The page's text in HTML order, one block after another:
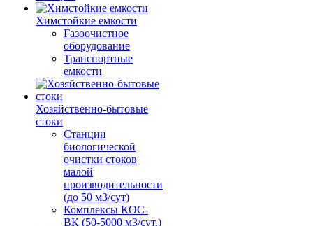
Химстойкие емкости
Газоочистное
оборудование
Транспортные
емкости
Хозяйственно-бытовые
стоки
Станции
биологической
очистки стоков
малой
производительности
(до 50 м3/сут)
Комплексы КОС-
ВК (50-5000 м3/сут.)